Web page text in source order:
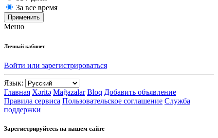
За все время
Применить
Меню
Личный кабинет
Войти или зарегистрироваться
Язык:
Главная Xəritə Mağazalar Bloq Добавить объявление
Правила сервиса Пользовательское соглашение Служба
поддержки
Зарегистрируйтесь на нашем сайте